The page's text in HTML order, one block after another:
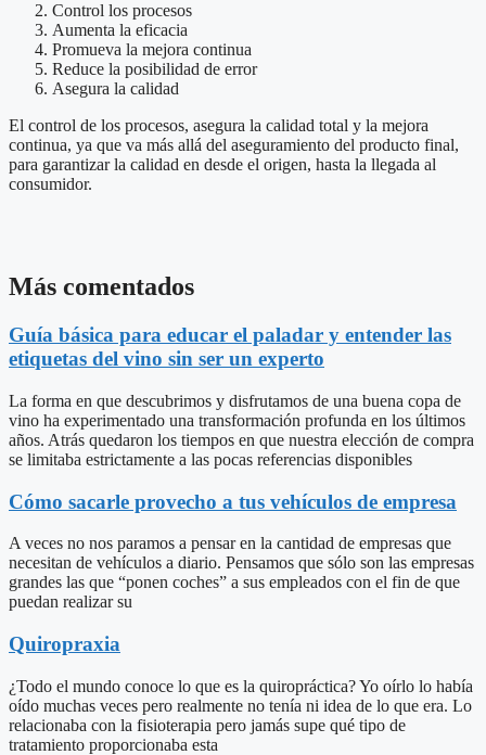
Control los procesos
Aumenta la eficacia
Promueva la mejora continua
Reduce la posibilidad de error
Asegura la calidad
El control de los procesos, asegura la calidad total y la mejora
continua, ya que va más allá del aseguramiento del producto final,
para garantizar la calidad en desde el origen, hasta la llegada al
consumidor.
Más comentados
Guía básica para educar el paladar y entender las
etiquetas del vino sin ser un experto
La forma en que descubrimos y disfrutamos de una buena copa de
vino ha experimentado una transformación profunda en los últimos
años. Atrás quedaron los tiempos en que nuestra elección de compra
se limitaba estrictamente a las pocas referencias disponibles
Cómo sacarle provecho a tus vehículos de empresa
A veces no nos paramos a pensar en la cantidad de empresas que
necesitan de vehículos a diario. Pensamos que sólo son las empresas
grandes las que “ponen coches” a sus empleados con el fin de que
puedan realizar su
Quiropraxia
¿Todo el mundo conoce lo que es la quiropráctica? Yo oírlo lo había
oído muchas veces pero realmente no tenía ni idea de lo que era. Lo
relacionaba con la fisioterapia pero jamás supe qué tipo de
tratamiento proporcionaba esta